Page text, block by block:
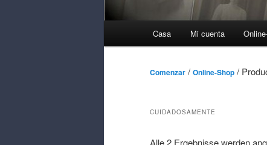
Casa Mi cuenta
Comenzar / Online-Shop /
CUIDADOSAMENTE
Alle 2 Ergebnisse werden